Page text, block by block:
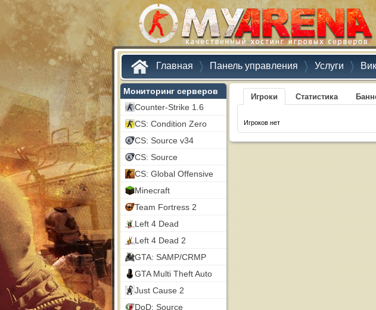
Главная Панель управления Услуги
Мониторинг серверов
Counter-Strike 1.6
CS: Condition Zero
CS: Source v34
CS: Source
CS: Global Offensive
Minecraft
Team Fortress 2
Left 4 Dead
Left 4 Dead 2
GTA: SAMP/CRMP
GTA Multi Theft Auto
Just Cause 2
DoD: Source
Игроки Статистика
Игроков нет